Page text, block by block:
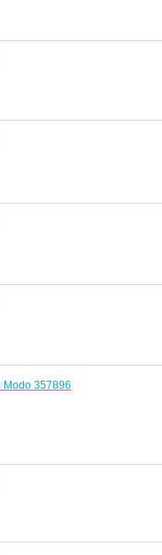
Modo 357896